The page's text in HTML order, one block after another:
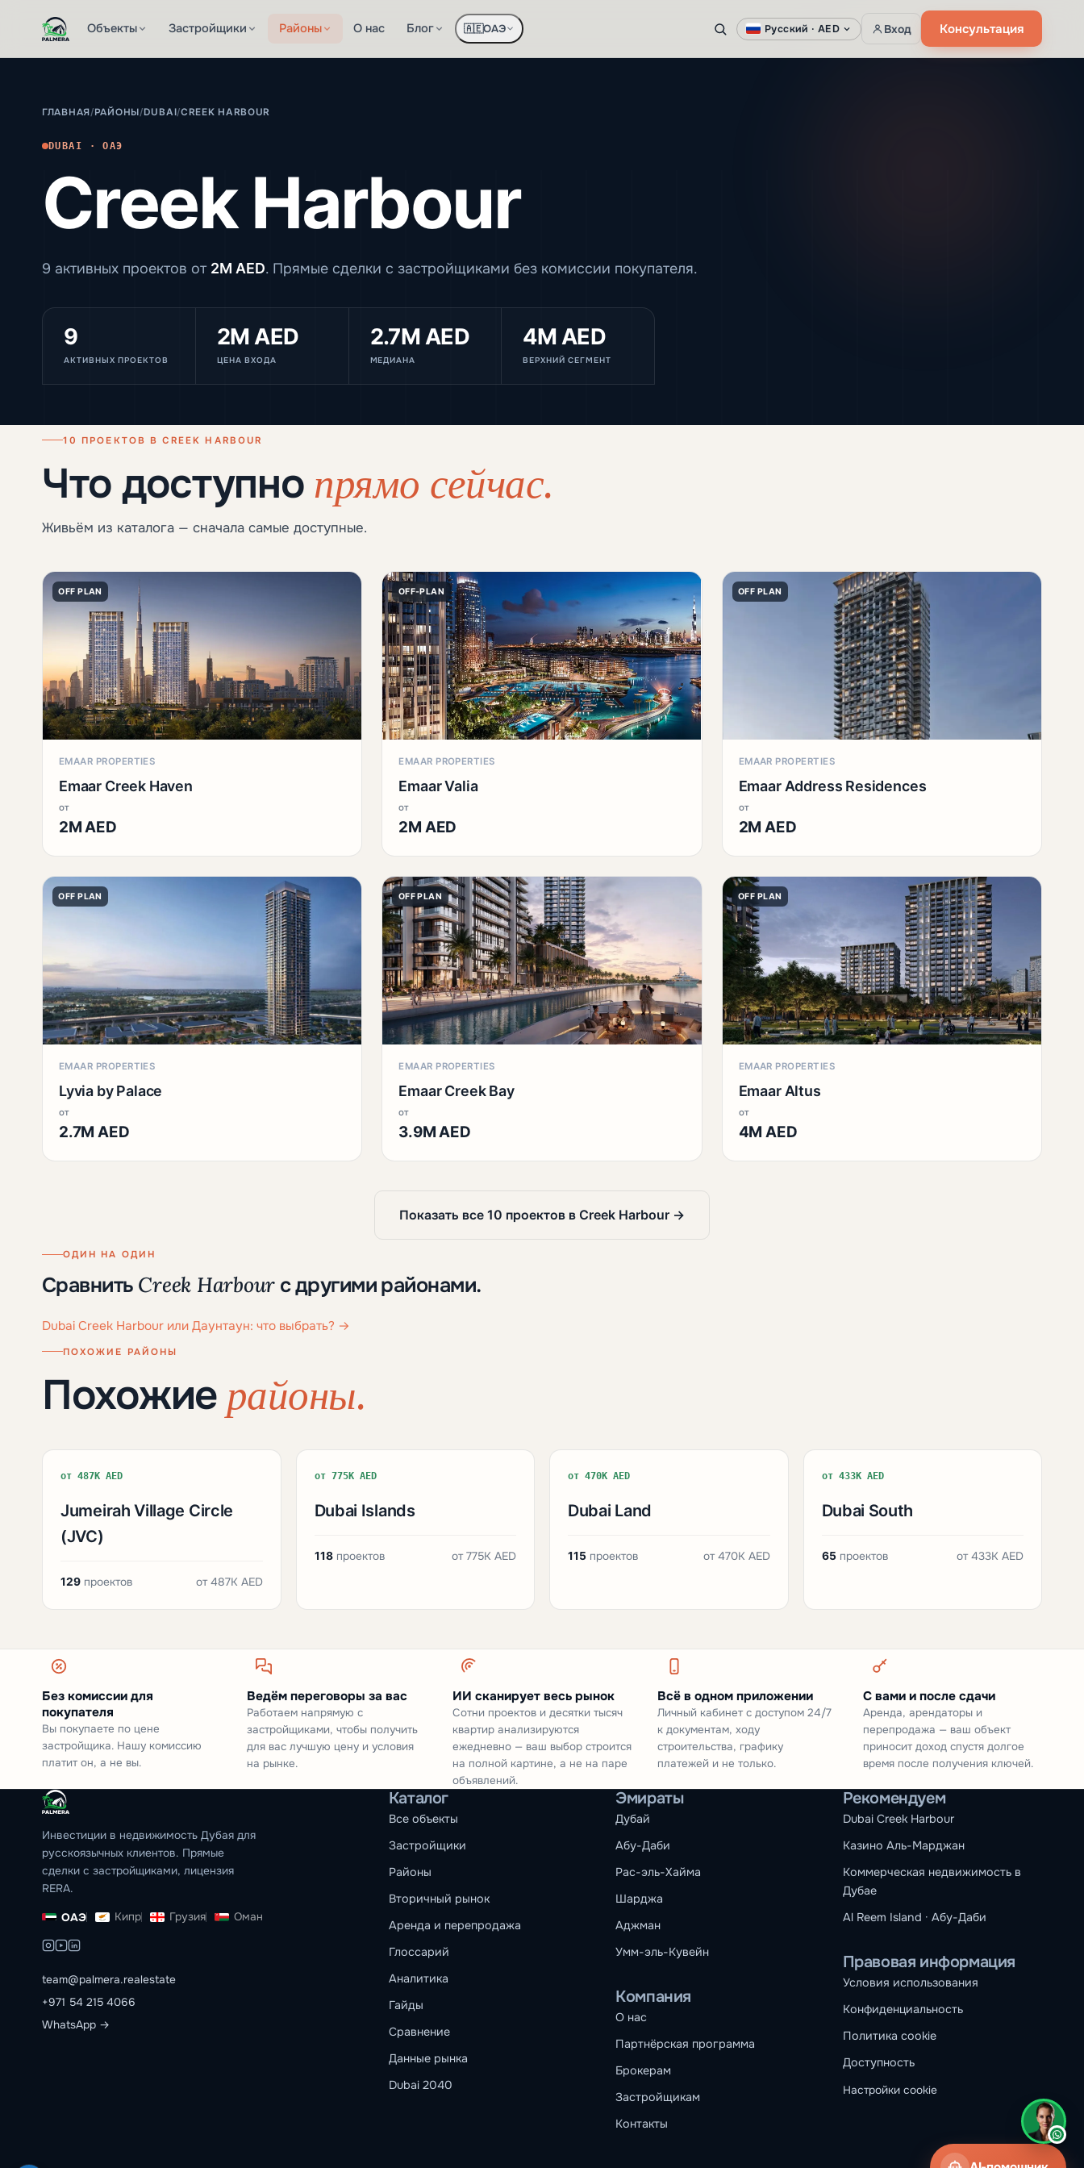
Объекты Застройщики Районы О нас Блог 🇦🇪ОАЭ Русский · AED Вход Консультация
ГЛАВНАЯ/РАЙОНЫ/DUBAI/CREEK HARBOUR
DUBAI · ОАЭ
Creek Harbour
9 активных проектов от 2M AED. Прямые сделки с застройщиками без комиссии покупателя.
9
АКТИВНЫХ ПРОЕКТОВ
2M AED
ЦЕНА ВХОДА
2.7M AED
МЕДИАНА
4M AED
ВЕРХНИЙ СЕГМЕНТ
10 ПРОЕКТОВ В CREEK HARBOUR
Что доступно прямо сейчас.
Живьём из каталога — сначала самые доступные.
OFF PLAN
EMAAR PROPERTIES
Emaar Creek Haven
от
2M AED
OFF-PLAN
EMAAR PROPERTIES
Emaar Valia
от
2M AED
OFF PLAN
EMAAR PROPERTIES
Emaar Address Residences
от
2M AED
OFF PLAN
EMAAR PROPERTIES
Lyvia by Palace
от
2.7M AED
OFF PLAN
EMAAR PROPERTIES
Emaar Creek Bay
от
3.9M AED
OFF PLAN
EMAAR PROPERTIES
Emaar Altus
от
4M AED
Показать все 10 проектов в Creek Harbour →
ОДИН НА ОДИН
Сравнить Creek Harbour с другими районами.
Dubai Creek Harbour или Даунтаун: что выбрать? →
ПОХОЖИЕ РАЙОНЫ
Похожие районы.
от 487K AED
Jumeirah Village Circle
(JVC)
129 проектов от487K AED
от 775K AED
Dubai Islands
118проектов от775K AED
от 470K AED
Dubai Land
115 проектов от470K AED
от 433K AED
Dubai South
65проектов от433K AED
Без комиссии для
покупателя
Вы покупаете по цене
застройщика. Нашу комиссию
платит он, а не вы.
Ведём переговоры за вас
Работаем напрямую с
застройщиками, чтобы получить
для вас лучшую цену и условия
на рынке.
ИИ сканирует весь рынок
Сотни проектов и десятки тысяч
квартир анализируются
ежедневно — ваш выбор строится
на полной картине, а не на паре
объявлений.
Всё в одном приложении
Личный кабинет с доступом 24/7
к документам, ходу
строительства, графику
платежей и не только.
С вами и после сдачи
Аренда, арендаторы и
перепродажа — ваш объект
приносит доход спустя долгое
время после получения ключей.
Инвестиции в недвижимость Дубая для
русскоязычных клиентов. Прямые
сделки с застройщиками, лицензия
RERA.
ОАЭ Кипр Грузия Оман
team@palmera.realestate
+971 54 215 4066
WhatsApp →
Каталог
Все объекты
Застройщики
Районы
Вторичный рынок
Аренда и перепродажа
Глоссарий
Аналитика
Гайды
Сравнение
Данные рынка
Dubai 2040
Эмираты
Дубай
Абу-Даби
Рас-эль-Хайма
Шарджа
Аджман
Умм-эль-Кувейн
Компания
О нас
Партнёрская программа
Брокерам
Застройщикам
Контакты
Рекомендуем
Dubai Creek Harbour
Казино Аль-Марджан
Коммерческая недвижимость в
Дубае
Al Reem Island · Абу-Даби
Правовая информация
Условия использования
Конфиденциальность
Политика cookie
Доступность
Настройки cookie